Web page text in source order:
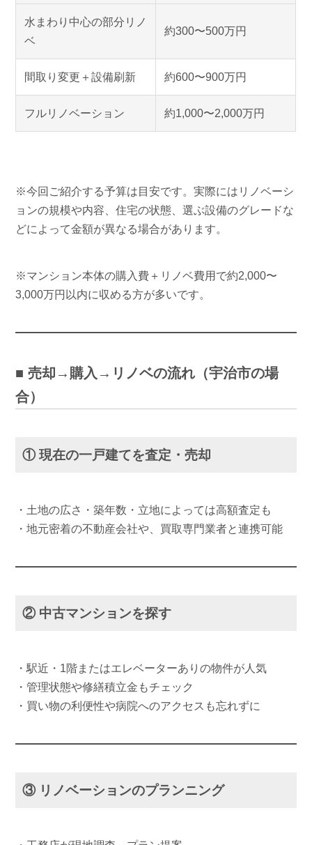
水まわり中心の部分リノ
ベ
約300〜500万円
間取り変更＋設備刷新 約600〜900万円
フルリノベーション 約1,000〜2,000万円
※今回ご紹介する予算は目安です。実際にはリノベーシ
ョンの規模や内容、住宅の状態、選ぶ設備のグレードな
どによって金額が異なる場合があります。
※マンション本体の購入費＋リノベ費用で約2,000〜
3,000万円以内に収める方が多いです。
■ 売却→購入→リノベの流れ（宇治市の場
合）
① 現在の一戸建てを査定・売却
・土地の広さ・築年数・立地によっては高額査定も
・地元密着の不動産会社や、買取専門業者と連携可能
② 中古マンションを探す
・駅近・1階またはエレベーターありの物件が人気
・管理状態や修繕積立金もチェック
・買い物の利便性や病院へのアクセスも忘れずに
③ リノベーションのプランニング